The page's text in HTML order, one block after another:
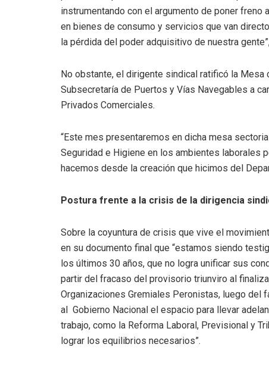
instrumentando con el argumento de poner freno
en bienes de consumo y servicios que van
la pérdida del poder adquisitivo de nuestra
No obstante, el dirigente sindical ratificó la
Subsecretaría de Puertos y Vías Navegables a
Privados Comerciales.
“Este mes presentaremos en dicha mesa
Seguridad e Higiene en los ambientes laborales
hacemos desde la creación que hicimos del
Postura frente a la crisis de la dirigencia
Sobre la coyuntura de crisis que vive el
en su documento final que “estamos siendo
los últimos 30 años, que no logra unificar sus
partir del fracaso del provisorio triunviro al
Organizaciones Gremiales Peronistas, luego del
al Gobierno Nacional el espacio para llevar
trabajo, como la Reforma Laboral, Previsional y
lograr los equilibrios necesarios”.